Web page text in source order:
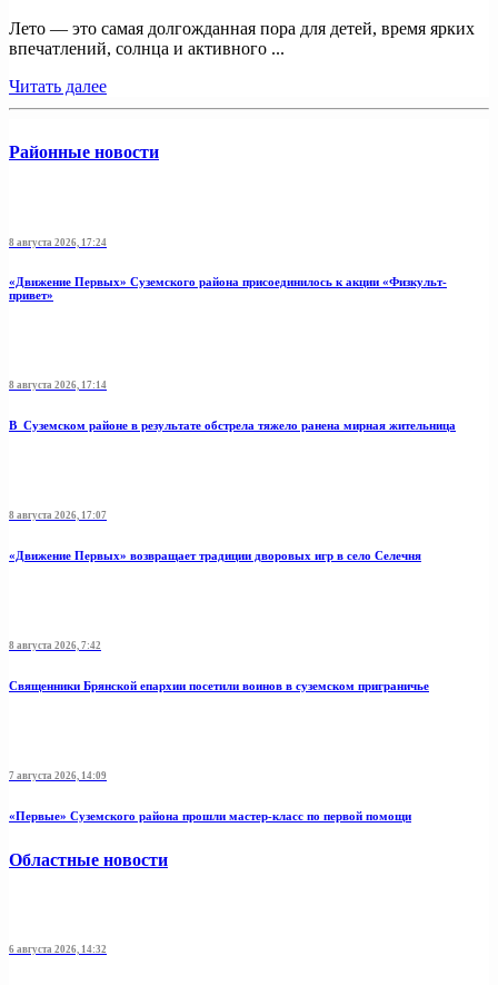
Лето — это самая долгожданная пора для детей, время ярких
впечатлений, солнца и активного ...
Читать далее
Районные новости
8 августа 2026, 17:24
«Движение Первых» Суземского района присоединилось к акции «Физкульт-
привет»
8 августа 2026, 17:14
В Суземском районе в результате обстрела тяжело ранена мирная жительница
8 августа 2026, 17:07
«Движение Первых» возвращает традиции дворовых игр в село Селечня
8 августа 2026, 7:42
Священники Брянской епархии посетили воинов в суземском приграничье
7 августа 2026, 14:09
«Первые» Суземского района прошли мастер-класс по первой помощи
Областные новости
6 августа 2026, 14:32